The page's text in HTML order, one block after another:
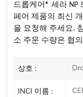
드롭케어® 세라 NP
페어 제품의 최신
을 요청해 주세요.
소 주문 수량은 협
상호 :
INCI 이름 :